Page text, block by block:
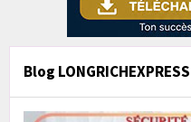
Blog LONGRICHEXPRESS